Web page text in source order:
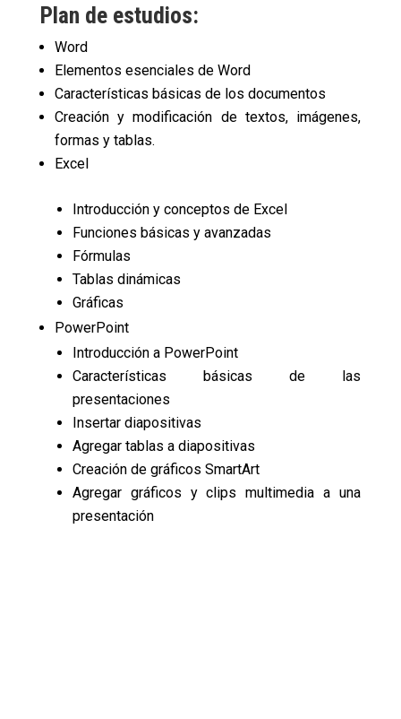
Plan de estudios:
Word
Elementos esenciales de Word
Características básicas de los documentos
Creación y modificación de textos, imágenes,
formas y tablas.
Excel
Introducción y conceptos de Excel
Funciones básicas y avanzadas
Fórmulas
Tablas dinámicas
Gráficas
PowerPoint
Introducción a PowerPoint
Características básicas de las
presentaciones
Insertar diapositivas
Agregar tablas a diapositivas
Creación de gráficos SmartArt
Agregar gráficos y clips multimedia a una
presentación